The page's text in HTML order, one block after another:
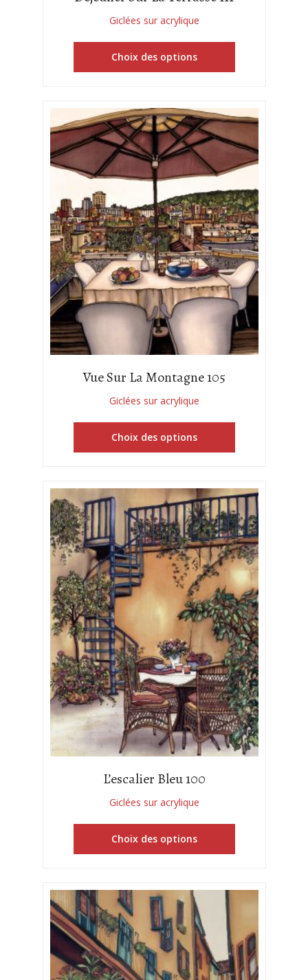
Giclées sur acrylique
Choix des options
Vue Sur La Montagne 105
Giclées sur acrylique
Choix des options
L’escalier Bleu 100
Giclées sur acrylique
Choix des options